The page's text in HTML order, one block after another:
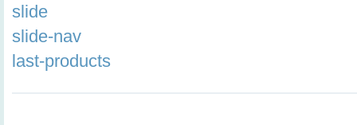
slide
slide-nav
last-products